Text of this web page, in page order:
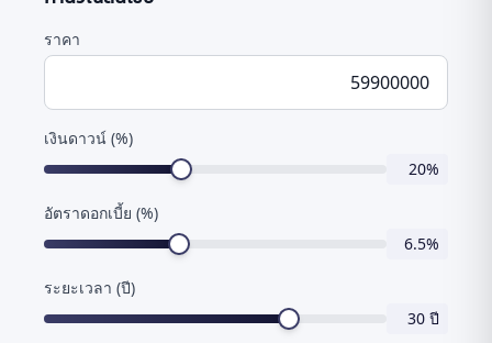
ราคา
เงินดาวน์ (%)
20%
อัตราดอกเบี้ย (%)
6.5%
ระยะเวลา (ปี)
30 ปี